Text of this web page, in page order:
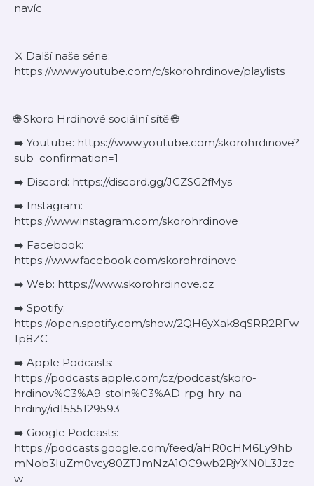
navíc
⚔️ Další naše série:
https://www.youtube.com/c/skorohrdinove/playlists
🌐 Skoro Hrdinové sociální sítě 🌐
➡️ Youtube: https://www.youtube.com/skorohrdinove?
sub_confirmation=1
➡️ Discord: https://discord.gg/JCZSG2fMys
➡️ Instagram:
https://www.instagram.com/skorohrdinove
➡️ Facebook:
https://www.facebook.com/skorohrdinove
➡️ Web: https://www.skorohrdinove.cz
➡️ Spotify:
https://open.spotify.com/show/2QH6yXak8qSRR2RFw
1p8ZC
➡️ Apple Podcasts:
https://podcasts.apple.com/cz/podcast/skoro-
hrdinov%C3%A9-stoln%C3%AD-rpg-hry-na-
hrdiny/id1555129593
➡️ Google Podcasts:
https://podcasts.google.com/feed/aHR0cHM6Ly9hb
mNob3IuZm0vcy80ZTJmNzA1OC9wb2RjYXN0L3Jzc
w==